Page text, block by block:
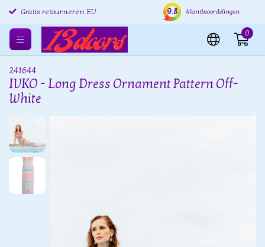
Gratis retourneren EU Verzending binnen 24 uur
9.8 klantbeoordelingen
0
241644
IVKO - Long Dress Ornament Pattern Off-
White